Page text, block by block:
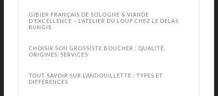
GIBIER FRANÇAIS DE SOLOGNE & VIANDE
D’EXCELLENCE – L’ATELIER DU LOUP CHEZ LE DELAS
RUNGIS
CHOISIR SON GROSSISTE BOUCHER : QUALITÉ,
ORIGINES, SERVICES
TOUT SAVOIR SUR L’ANDOUILLETTE : TYPES ET
DIFFÉRENCES